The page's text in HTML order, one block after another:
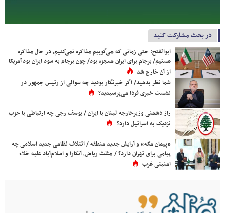
در بحث مشارکت کنید
ابوالفتح: حتی زمانی که می‌گوییم مذاکره نمی‌کنیم، در حال مذاکره
هستیم/ برجام برای ایران معجزه بود/ چون برجام به سود ایران بود آمریکا
از آن خارج شد
شما نظر بدهید/ اگر خبرنگار بودید چه سوالی از رئیس جمهور در
نشست خبری فردا می‌پرسیدید؟
راز دشمنی وزیرخارجه لبنان با ایران / یوسف رجی چه ارتباطی با حزب
نزدیک به اسرائیل دارد؟
«پیمان مکه» و آرایش جدید منطقه / ائتلاف نظامی جدید اسلامی چه
پیامی برای تهران دارد؟ / مثلث ریاض، آنکارا و اسلام‌آباد علیه خلاء
امنیتی غرب